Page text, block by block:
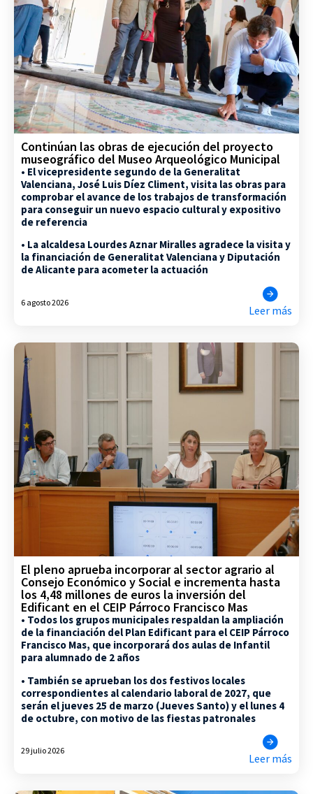
Continúan las obras de ejecución del proyecto
museográfico del Museo Arqueológico Municipal
• El vicepresidente segundo de la Generalitat
Valenciana, José Luis Díez Climent, visita las obras para
comprobar el avance de los trabajos de transformación
para conseguir un nuevo espacio cultural y expositivo
de referencia
• La alcaldesa Lourdes Aznar Miralles agradece la visita y
la financiación de Generalitat Valenciana y Diputación
de Alicante para acometer la actuación
6 agosto 2026
Leer más
El pleno aprueba incorporar al sector agrario al
Consejo Económico y Social e incrementa hasta
los 4,48 millones de euros la inversión del
Edificant en el CEIP Párroco Francisco Mas
• Todos los grupos municipales respaldan la ampliación
de la financiación del Plan Edificant para el CEIP Párroco
Francisco Mas, que incorporará dos aulas de Infantil
para alumnado de 2 años
• También se aprueban los dos festivos locales
correspondientes al calendario laboral de 2027, que
serán el jueves 25 de marzo (Jueves Santo) y el lunes 4
de octubre, con motivo de las fiestas patronales
29 julio 2026
Leer más